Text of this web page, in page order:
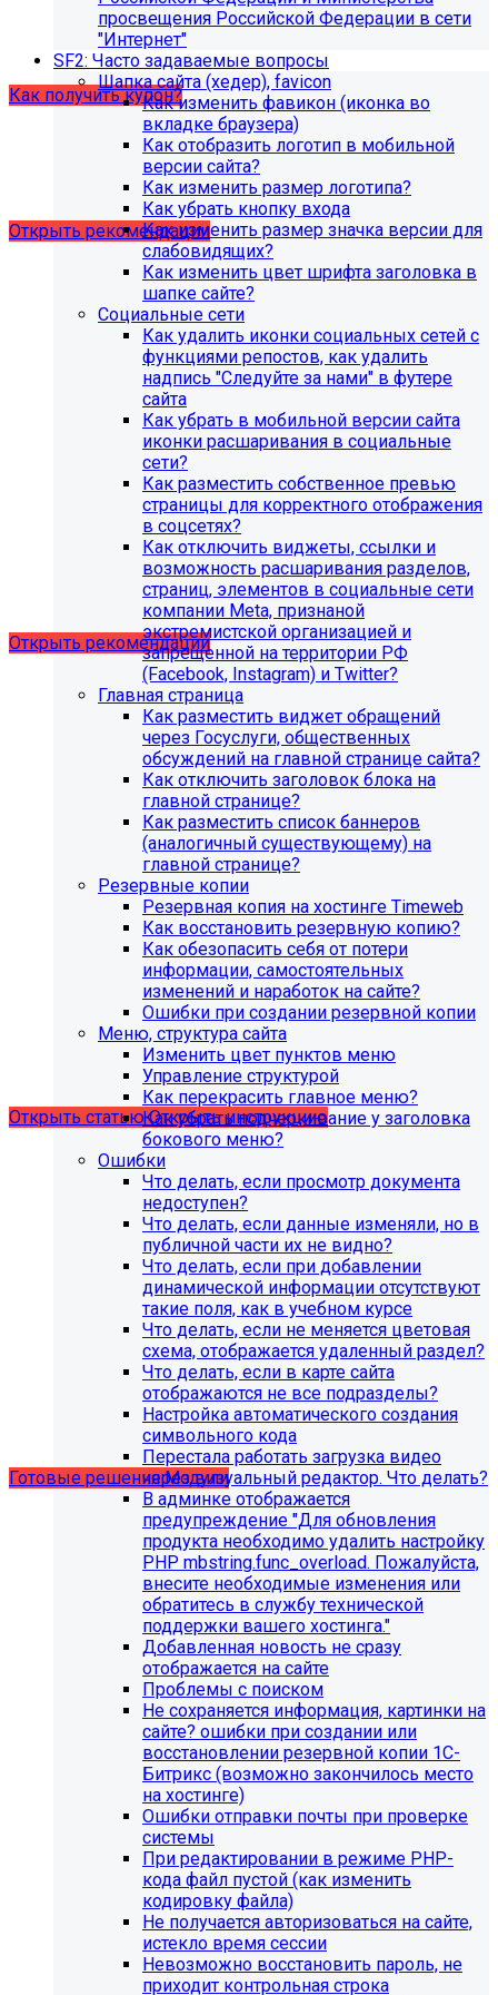
образовательной организации (simai.sveden). Для
корректной работы модуля необходимо активировать
купон на него.
Как получить купон?
Что делать, если на хостинге не
хватает места?
Открыть рекомендации
Рекомендации по безопасности
Открыть рекомендации
С 1 февраля 2023 года ограничена
поддержка продуктов 1С-Битрикс на
PHP версии ниже 8.0. Рекомендуемая
версия PHP - 8.1 и выше
Открыть статьюОткрыть инструкцию
Учебные курсы
по работе с готовыми решениями и модулями
размещены в разделе "Учебные курсы"
Готовые решенияМодули
Инструкция по удалению ссылок на
социальные сети
Для готовых решений на SIMAI-SF4:
SIMAI-SF4: Сайт библиотеки, SIMAI-SF4: Сайт
благотворительного фонда, SIMAI-SF4: Сайт города,
SIMAI-SF4: Сайт государственной организации, SIMAI-
SF4: Сайт дворца культуры, SIMAI-SF4: Сайт детского
просвещения Российской Федерации в сети
"Интернет"
SF2: Часто задаваемые вопросы
Шапка сайта (хедер), favicon
Как изменить фавикон (иконка во
вкладке браузера)
Как отобразить логотип в мобильной
версии сайта?
Как изменить размер логотипа?
Как убрать кнопку входа
Как изменить размер значка версии для
слабовидящих?
Как изменить цвет шрифта заголовка в
шапке сайте?
Социальные сети
Как удалить иконки социальных сетей с
функциями репостов, как удалить
надпись "Следуйте за нами" в футере
сайта
Как убрать в мобильной версии сайта
иконки расшаривания в социальные
сети?
Как разместить собственное превью
страницы для корректного отображения
в соцсетях?
Как отключить виджеты, ссылки и
возможность расшаривания разделов,
страниц, элементов в социальные сети
компании Meta, признаной
экстремистской организацией и
запрещенной на территории РФ
(Facebook, Instagram) и Twitter?
Главная страница
Как разместить виджет обращений
через Госуслуги, общественных
обсуждений на главной странице сайта?
Как отключить заголовок блока на
главной странице?
Как разместить список баннеров
(аналогичный существующему) на
главной странице?
Резервные копии
Резервная копия на хостинге Timeweb
Как восстановить резервную копию?
Как обезопасить себя от потери
информации, самостоятельных
изменений и наработок на сайте?
Ошибки при создании резервной копии
Меню, структура сайта
Изменить цвет пунктов меню
Управление структурой
Как перекрасить главное меню?
Как убрать подчеркивание у заголовка
бокового меню?
Ошибки
Что делать, если просмотр документа
недоступен?
Что делать, если данные изменяли, но в
публичной части их не видно?
Что делать, если при добавлении
динамической информации отсутствуют
такие поля, как в учебном курсе
Что делать, если не меняется цветовая
схема, отображается удаленный раздел?
Что делать, если в карте сайта
отображаются не все подразделы?
Настройка автоматического создания
символьного кода
Перестала работать загрузка видео
через визуальный редактор. Что делать?
В админке отображается
предупреждение "Для обновления
продукта необходимо удалить настройку
PHP mbstring.func_overload. Пожалуйста,
внесите необходимые изменения или
обратитесь в службу технической
поддержки вашего хостинга."
Добавленная новость не сразу
отображается на сайте
Проблемы с поиском
Не сохраняется информация, картинки на
сайте? ошибки при создании или
восстановлении резервной копии 1С-
Битрикс (возможно закончилось место
на хостинге)
Ошибки отправки почты при проверке
системы
При редактировании в режиме PHP-
кода файл пустой (как изменить
кодировку файла)
Не получается авторизоваться на сайте,
истекло время сессии
Невозможно восстановить пароль, не
приходит контрольная строка